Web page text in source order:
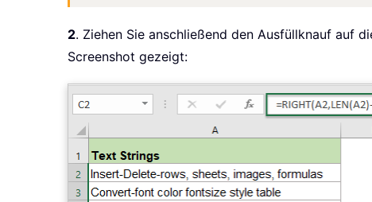
2. Ziehen Sie anschließend den Ausfüllknauf auf
Screenshot gezeigt: